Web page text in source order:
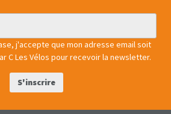
j'accepte que mon adresse email soit
C Les Vélos pour recevoir la newsletter.